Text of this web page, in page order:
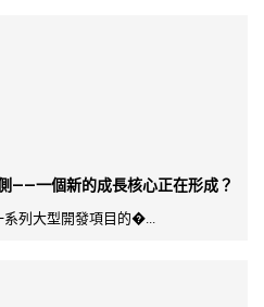
——一個新的成長核心正在形成？
系列大型開發項目的�...